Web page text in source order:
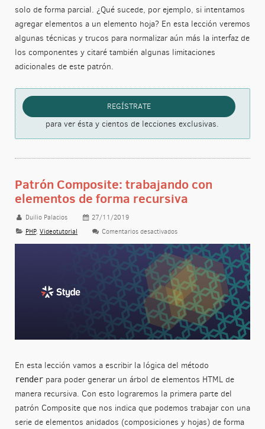
solo de forma parcial. ¿Qué sucede, por ejemplo, si intentamos
agregar elementos a un elemento hoja? En esta lección veremos
algunas técnicas y trucos para normalizar aún más la interfaz de
los componentes y citaré también algunas limitaciones
adicionales de este patrón.
REGÍSTRATE
para ver ésta y cientos de lecciones exclusivas.
Patrón Composite: trabajando con
elementos de forma recursiva
Duilio Palacios
27/11/2019
PHP,Videotutorial
Comentarios desactivados
En esta lección vamos a escribir la lógica del método
renderpara poder generar un árbol de elementos HTML de
manera recursiva. Con esto lograremos la primera parte del
patrón Composite que nos indica que podemos trabajar con una
serie de elementos anidados (composiciones y hojas) de forma